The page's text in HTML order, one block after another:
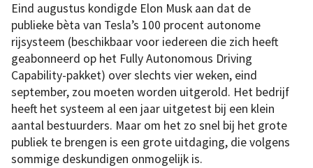
Eind augustus kondigde Elon Musk aan dat de
publieke bèta van Tesla’s 100 procent autonome
rijsysteem (beschikbaar voor iedereen die zich heeft
geabonneerd op het Fully Autonomous Driving
Capability-pakket) over slechts vier weken, eind
september, zou moeten worden uitgerold. Het bedrijf
heeft het systeem al een jaar uitgetest bij een klein
aantal bestuurders. Maar om het zo snel bij het grote
publiek te brengen is een grote uitdaging, die volgens
sommige deskundigen onmogelijk is.